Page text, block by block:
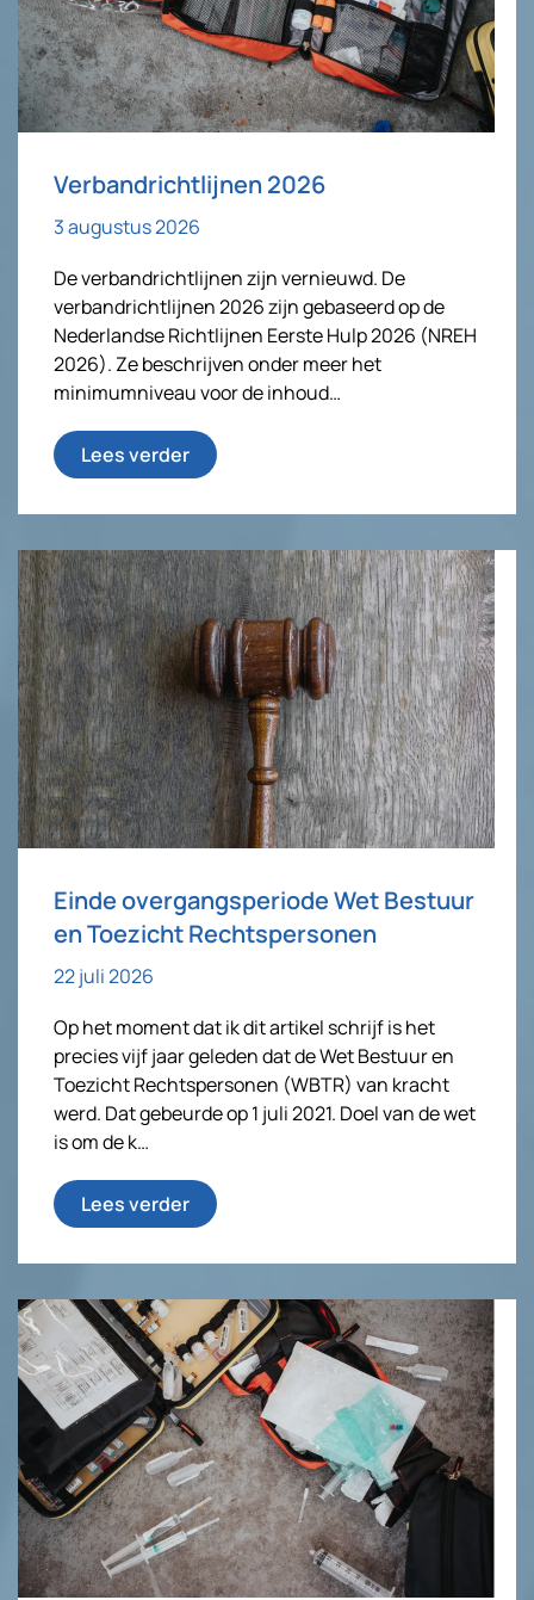
Verbandrichtlijnen 2026
3 augustus 2026
De verbandrichtlijnen zijn vernieuwd. De
verbandrichtlijnen 2026 zijn gebaseerd op de
Nederlandse Richtlijnen Eerste Hulp 2026 (NREH
2026). Ze beschrijven onder meer het
minimumniveau voor de inhoud…
Lees verder
Einde overgangsperiode Wet Bestuur
en Toezicht Rechtspersonen
22 juli 2026
Op het moment dat ik dit artikel schrijf is het
precies vijf jaar geleden dat de Wet Bestuur en
Toezicht Rechtspersonen (WBTR) van kracht
werd. Dat gebeurde op 1 juli 2021. Doel van de wet
is om de k…
Lees verder